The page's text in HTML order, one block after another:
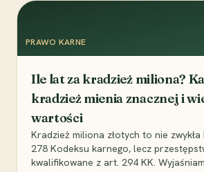
PRAWO KARNE
Ile lat za kradzież miliona?
kradzież mienia znacznej i
wartości
Kradzież miliona złotych to nie
278 Kodeksu karnego, lecz
kwalifikowane z art. 294 KK.